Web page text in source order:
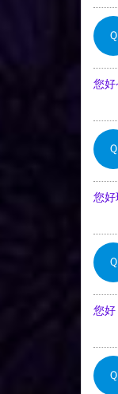
Q
您
Q
您
Q
您
Q